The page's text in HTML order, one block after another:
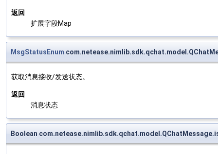
返回
扩展字段Map
MsgStatusEnum
获取消息接收/发送状态。
返回
消息状态
Boolean